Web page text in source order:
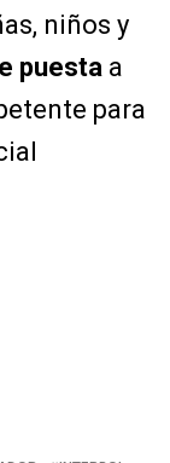
niños y
puestaa
para